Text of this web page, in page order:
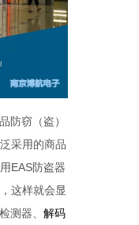
防窃（盗）
采用的商品
EAS防盗器
这样就会显
测器、 解码